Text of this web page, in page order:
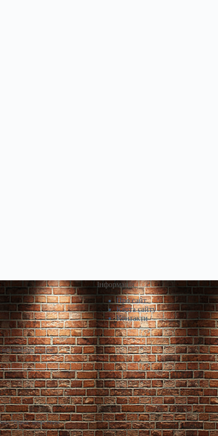
виставили на продаж
“Одеса” може стати
Інформація
Про сайт
Карта сайту
Контакти